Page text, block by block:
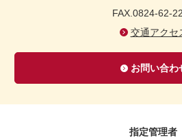
FAX.0824-62-
交通アクセ
お問い合わ
指定管理者